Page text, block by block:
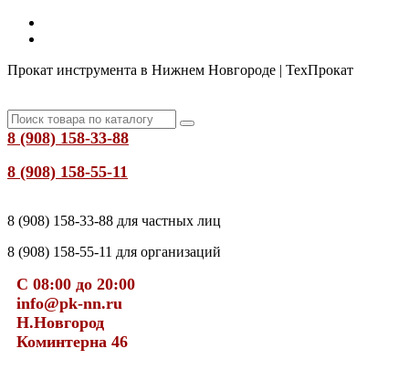
Прокат инструмента в Нижнем Новгороде | ТехПрокат
8 (908) 158-33-88
8 (908) 158-55-11
8 (908) 158-33-88 для частных лиц
8 (908) 158-55-11 для организаций
С 08:00 до 20:00
info@pk-nn.ru
Н.Новгород
Коминтерна 46